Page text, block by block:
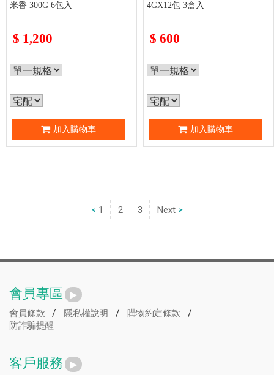
米香 300G 6包入
$ 1,200
加入購物車
4GX12包 3盒入
$ 600
加入購物車
1 2 3 Next
會員專區
會員條款 / 隱私權說明 / 購物約定條款 /
防詐騙提醒
客戶服務